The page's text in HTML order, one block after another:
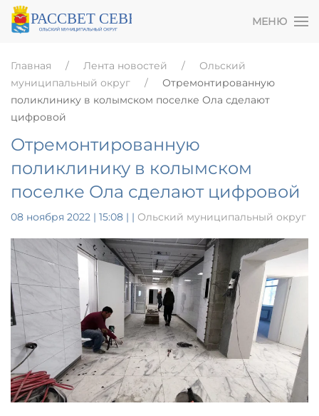
МЕНЮ
Главная Лента новостей
Ольский
муниципальный округ
Отремонтированную
поликлинику в колымском поселке Ола сделают
цифровой
Отремонтированную
поликлинику в колымском
поселке Ола сделают цифровой
08 ноября 2022 | 15:08 | | Ольский муниципальный округ